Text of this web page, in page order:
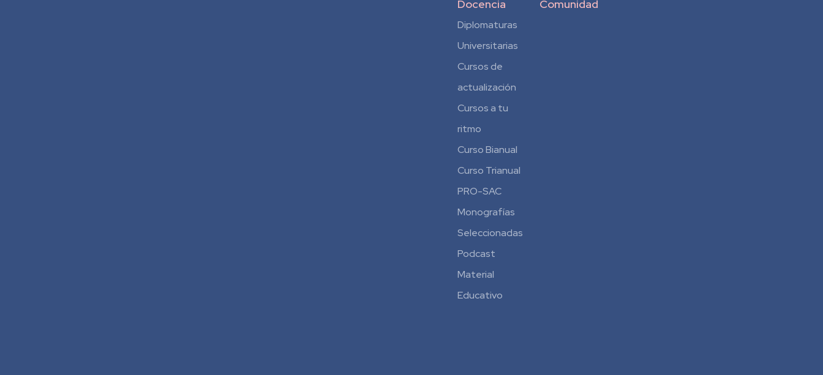
Docencia
Diplomaturas
Universitarias
Cursos de
actualización
Cursos a tu
ritmo
Curso Bianual
para
Residentes
Curso Trianual
PRO-SAC
Monografías
Seleccionadas
Podcast
Material
Educativo
Comunidad